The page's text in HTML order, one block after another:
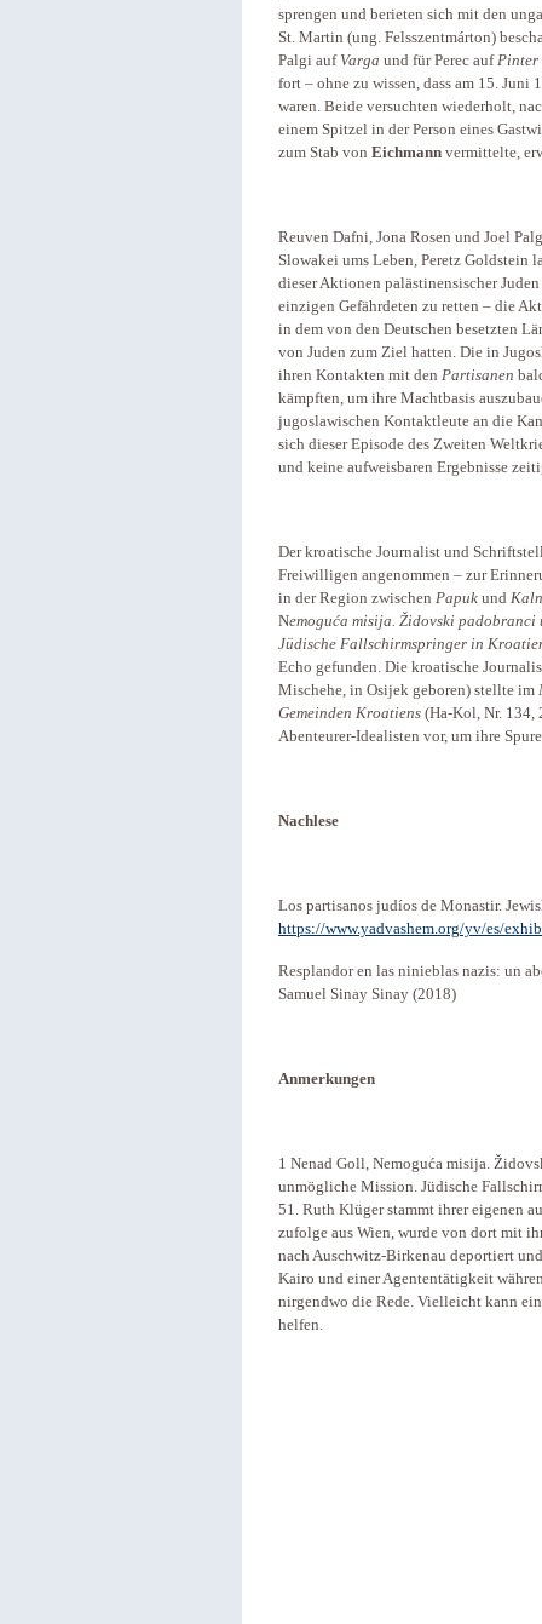
sprengen und berieten sich mit den
St. Martin (ung. Felsszentmárton)
Palgi auf Varga und für Perec aufPinter
fort – ohne zu wissen, dass am 15. Juni
waren. Beide versuchten wiederholt,
einem Spitzel in der Person eines
zum Stab von Eichmann vermittelte,
Reuven Dafni, Jona Rosen und Joel
Slowakei ums Leben, Peretz Goldstein
dieser Aktionen palästinensischer
einzigen Gefährdeten zu retten – die
in dem von den Deutschen besetzten
von Juden zum Ziel hatten. Die in
ihren Kontakten mit den Partisanen
kämpften, um ihre Machtbasis
jugoslawischen Kontaktleute an die
sich dieser Episode des Zweiten
und keine aufweisbaren Ergebnisse
Der kroatische Journalist und
Freiwilligen angenommen – zur
in der Region zwischen Papuk und
Nemoguća misija. Židovski
Jüdische Fallschirmspringer in
Echo gefunden. Die kroatische
Mischehe, in Osijek geboren) stellte im
Gemeinden Kroatiens (Ha-Kol, Nr. 134,
Abenteurer-Idealisten vor, um ihre
Nachlese
Los partisanos judíos de Monastir.
https://www.yadvashem.org/yv/es/
Resplandor en las ninieblas nazis: un
Samuel Sinay Sinay (2018)
Anmerkungen
1 Nenad Goll, Nemoguća misija.
unmögliche Mission. Jüdische
51. Ruth Klüger stammt ihrer eigenen
zufolge aus Wien, wurde von dort mit
nach Auschwitz-Birkenau deportiert
Kairo und einer Agententätigkeit
nirgendwo die Rede. Vielleicht kann
helfen.